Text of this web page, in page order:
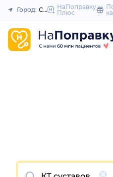
Город: СамараНаПоправку
Плюс
Очистить